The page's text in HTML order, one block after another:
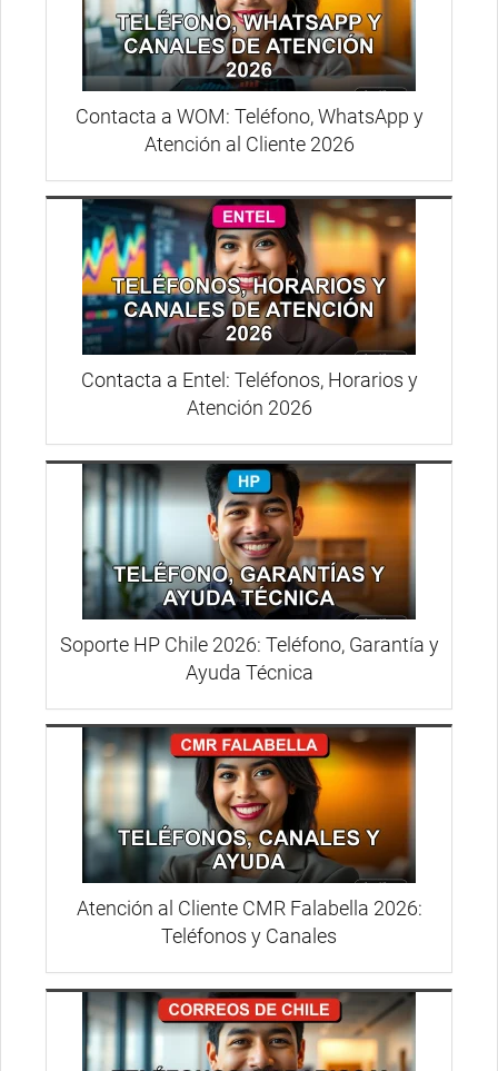
Contacta a WOM: Teléfono, WhatsApp y
Atención al Cliente 2026
Contacta a Entel: Teléfonos, Horarios y
Atención 2026
Soporte HP Chile 2026: Teléfono, Garantía y
Ayuda Técnica
Atención al Cliente CMR Falabella 2026:
Teléfonos y Canales